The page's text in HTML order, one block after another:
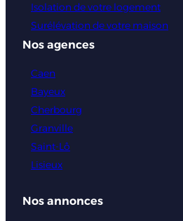
Isolation de votre logement
Surélévation de votre maison
Nos agences
Caen
Bayeux
Cherbourg
Granville
Saint-Lô
Lisieux
Nos annonces